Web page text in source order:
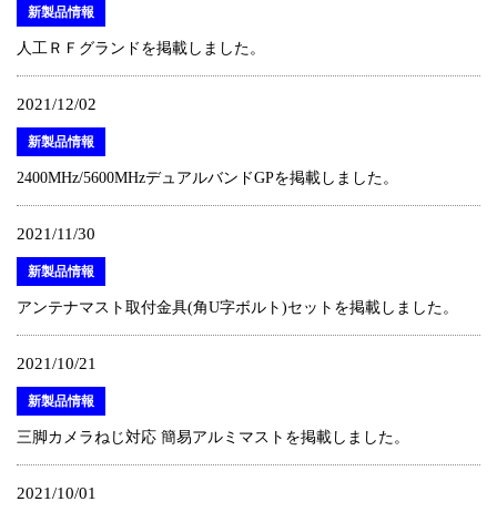
新製品情報
人工ＲＦグランドを掲載しました。
2021/12/02
新製品情報
2400MHz/5600MHzデュアルバンドGPを掲載しました。
2021/11/30
新製品情報
アンテナマスト取付金具(角U字ボルト)セットを掲載しました。
2021/10/21
新製品情報
三脚カメラねじ対応 簡易アルミマストを掲載しました。
2021/10/01